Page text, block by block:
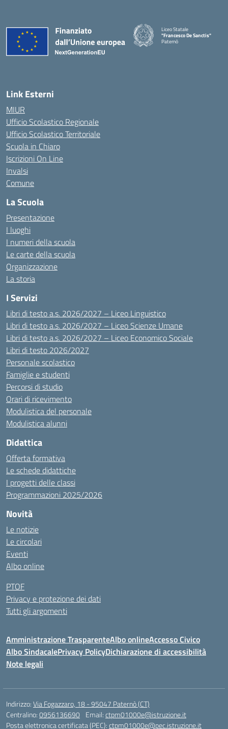
Liceo Statale
"Francesco De Sanctis"
Paternò
Link Esterni
MIUR
Ufficio Scolastico Regionale
Ufficio Scolastico Territoriale
Scuola in Chiaro
Iscrizioni On Line
Invalsi
Comune
La Scuola
Presentazione
I luoghi
I numeri della scuola
Le carte della scuola
Organizzazione
La storia
I Servizi
Libri di testo a.s. 2026/2027 – Liceo Linguistico
Libri di testo a.s. 2026/2027 – Liceo Scienze Umane
Libri di testo a.s. 2026/2027 – Liceo Economico Sociale
Libri di testo 2026/2027
Personale scolastico
Famiglie e studenti
Percorsi di studio
Orari di ricevimento
Modulistica del personale
Modulistica alunni
Didattica
Offerta formativa
Le schede didattiche
I progetti delle classi
Programmazioni 2025/2026
Novità
Le notizie
Le circolari
Eventi
Albo online
PTOF
Privacy e protezione dei dati
Tutti gli argomenti
Amministrazione TrasparenteAlbo onlineAccesso Civico
Albo SindacalePrivacy PolicyDichiarazione di accessibilità
Note legali
Indirizzo:Via Fogazzaro, 18 - 95047 Paternò (CT)
Centralino:0956136690 Email:ctpm01000e@istruzione.it
Posta elettronica certificata (PEC):ctpm01000e@pec.istruzione.it